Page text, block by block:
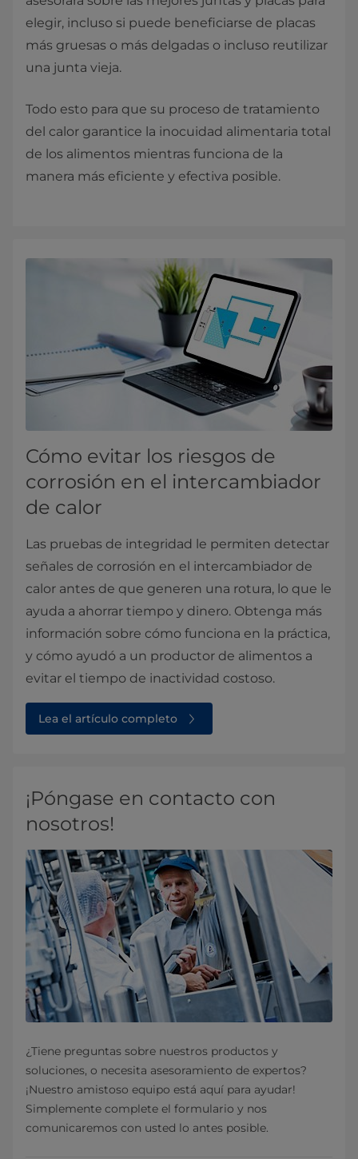
elegir, incluso si puede beneficiarse de placas
más gruesas o más delgadas o incluso reutilizar
una junta vieja.
Todo esto para que su proceso de tratamiento
del calor garantice la inocuidad alimentaria total
de los alimentos mientras funciona de la
manera más eficiente y efectiva posible.
Cómo evitar los riesgos de
corrosión en el intercambiador
de calor
Las pruebas de integridad le permiten detectar
señales de corrosión en el intercambiador de
calor antes de que generen una rotura, lo que le
ayuda a ahorrar tiempo y dinero. Obtenga más
información sobre cómo funciona en la práctica,
y cómo ayudó a un productor de alimentos a
evitar el tiempo de inactividad costoso.
Lea el artículo completo
¡Póngase en contacto con
nosotros!
¿Tiene preguntas sobre nuestros productos y
soluciones, o necesita asesoramiento de expertos?
¡Nuestro amistoso equipo está aquí para ayudar!
Simplemente complete el formulario y nos
comunicaremos con usted lo antes posible.